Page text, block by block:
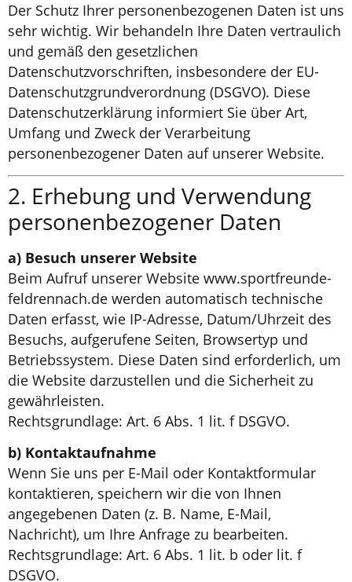
Der Schutz Ihrer personenbezogenen Daten ist uns
sehr wichtig. Wir behandeln Ihre Daten vertraulich
und gemäß den gesetzlichen
Datenschutzvorschriften, insbesondere der EU-
Datenschutzgrundverordnung (DSGVO). Diese
Datenschutzerklärung informiert Sie über Art,
Umfang und Zweck der Verarbeitung
personenbezogener Daten auf unserer Website.
2. Erhebung und Verwendung
personenbezogener Daten
a) Besuch unserer Website
Beim Aufruf unserer Website www.sportfreunde-
feldrennach.de werden automatisch technische
Daten erfasst, wie IP-Adresse, Datum/Uhrzeit des
Besuchs, aufgerufene Seiten, Browsertyp und
Betriebssystem. Diese Daten sind erforderlich, um
die Website darzustellen und die Sicherheit zu
gewährleisten.
Rechtsgrundlage: Art. 6 Abs. 1 lit. f DSGVO.
b) Kontaktaufnahme
Wenn Sie uns per E-Mail oder Kontaktformular
kontaktieren, speichern wir die von Ihnen
angegebenen Daten (z. B. Name, E-Mail,
Nachricht), um Ihre Anfrage zu bearbeiten.
Rechtsgrundlage: Art. 6 Abs. 1 lit. b oder lit. f
DSGVO.